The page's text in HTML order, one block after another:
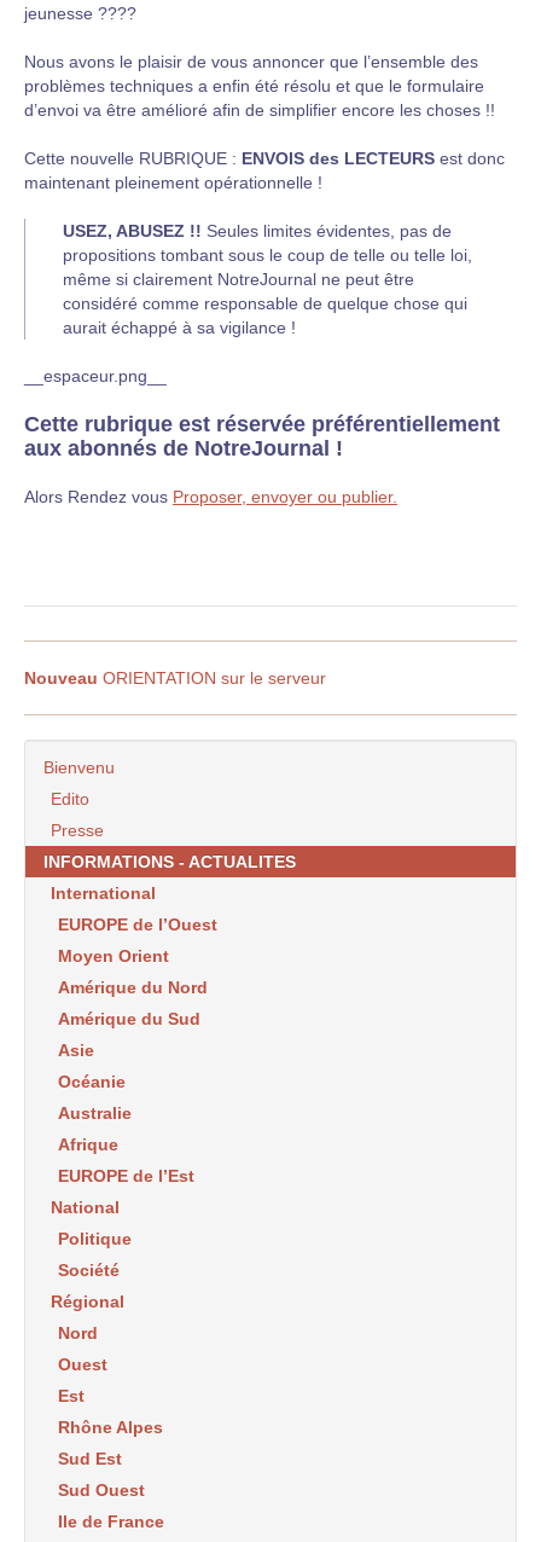
jeunesse ????
Nous avons le plaisir de vous annoncer que l’ensemble des
problèmes techniques a enfin été résolu et que le formulaire
d’envoi va être amélioré afin de simplifier encore les choses !!
Cette nouvelle RUBRIQUE : ENVOIS des LECTEURS est donc
maintenant pleinement opérationnelle !
USEZ, ABUSEZ !! Seules limites évidentes, pas de
propositions tombant sous le coup de telle ou telle loi,
même si clairement NotreJournal ne peut être
considéré comme responsable de quelque chose qui
aurait échappé à sa vigilance !
__espaceur.png__
Cette rubrique est réservée préférentiellement
aux abonnés de NotreJournal !
Alors Rendez vous Proposer, envoyer ou publier.
Nouveau ORIENTATION sur le serveur
Bienvenu
Edito
Presse
INFORMATIONS - ACTUALITES
International
EUROPE de l’Ouest
Moyen Orient
Amérique du Nord
Amérique du Sud
Asie
Océanie
Australie
Afrique
EUROPE de l’Est
National
Politique
Société
Régional
Nord
Ouest
Est
Rhône Alpes
Sud Est
Sud Ouest
Ile de France